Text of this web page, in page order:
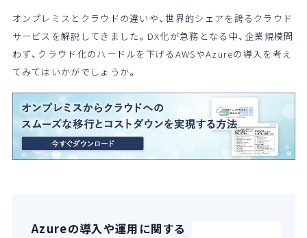
オンプレミスとクラウドの違いや、世界的シェアを誇るクラウド
サービスを解説してきました。DX化が急務となる中、企業規模問
わず、クラウド化のハードルを下げるAWSやAzureの導入を考え
てみてはいかがでしょうか。
Azureの導入や運用に関する